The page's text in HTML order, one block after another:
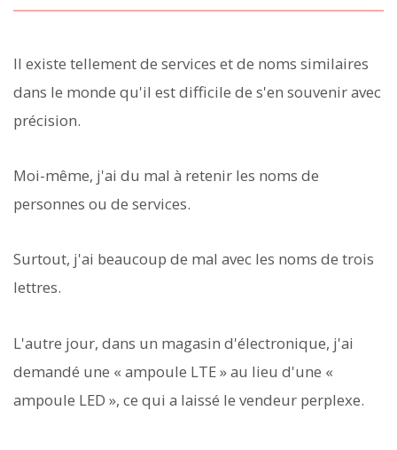
Il existe tellement de services et de noms similaires
dans le monde qu'il est difficile de s'en souvenir avec
précision.
Moi-même, j'ai du mal à retenir les noms de
personnes ou de services.
Surtout, j'ai beaucoup de mal avec les noms de trois
lettres.
L'autre jour, dans un magasin d'électronique, j'ai
demandé une « ampoule LTE » au lieu d'une «
ampoule LED », ce qui a laissé le vendeur perplexe.